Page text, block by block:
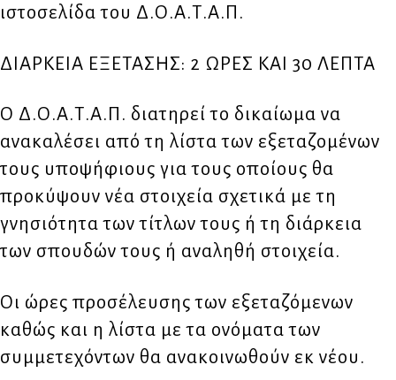
ιστοσελίδα του Δ.Ο.Α.Τ.Α.Π.
ΔΙΑΡΚΕΙΑ ΕΞΕΤΑΣΗΣ: 2 ΩΡΕΣ ΚΑΙ 30 ΛΕΠΤΑ
Ο Δ.Ο.Α.Τ.Α.Π. διατηρεί το δικαίωμα να
ανακαλέσει από τη λίστα των εξεταζομένων
τους υποψήφιους για τους οποίους θα
προκύψουν νέα στοιχεία σχετικά με τη
γνησιότητα των τίτλων τους ή τη διάρκεια
των σπουδών τους ή αναληθή στοιχεία.
Οι ώρες προσέλευσης των εξεταζόμενων
καθώς και η λίστα με τα ονόματα των
συμμετεχόντων θα ανακοινωθούν εκ νέου.